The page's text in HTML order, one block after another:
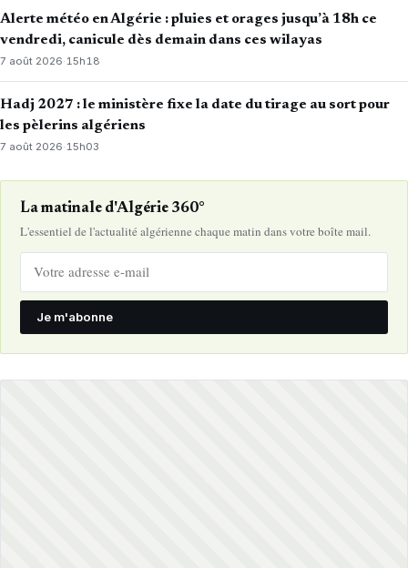
Alerte météo en Algérie : pluies et orages jusqu’à 18h ce
vendredi, canicule dès demain dans ces wilayas
7 août 2026· 15h18
Hadj 2027 : le ministère fixe la date du tirage au sort pour
les pèlerins algériens
7 août 2026·15h03
La matinale d'Algérie 360°
L'essentiel de l'actualité algérienne chaque matin dans votre boîte mail.
Je m'abonne